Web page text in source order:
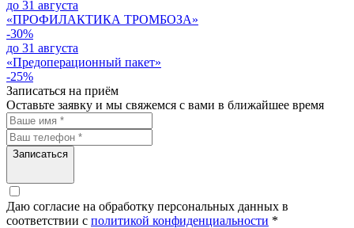
до 31 августа
«ПРОФИЛАКТИКА ТРОМБОЗА»
-30%
до 31 августа
«Предоперационный пакет»
-25%
Записаться на приём
Оставьте заявку и мы свяжемся с вами в ближайшее время
Записаться
Даю согласие на обработку персональных данных в
соответствии c политикой конфиденциальности *